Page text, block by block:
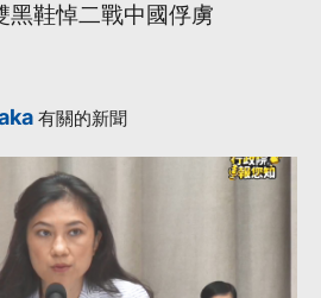
鞋悼二戰中國俘虜
有關的新聞